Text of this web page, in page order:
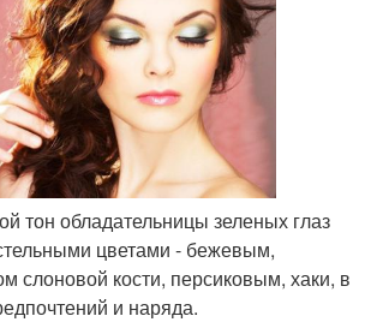
тон обладательницы зеленых глаз
цветами - бежевым,
слоновой кости, персиковым, хаки, в
и наряда.